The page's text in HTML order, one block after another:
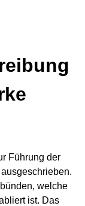
Führung der
welche
ist. Das